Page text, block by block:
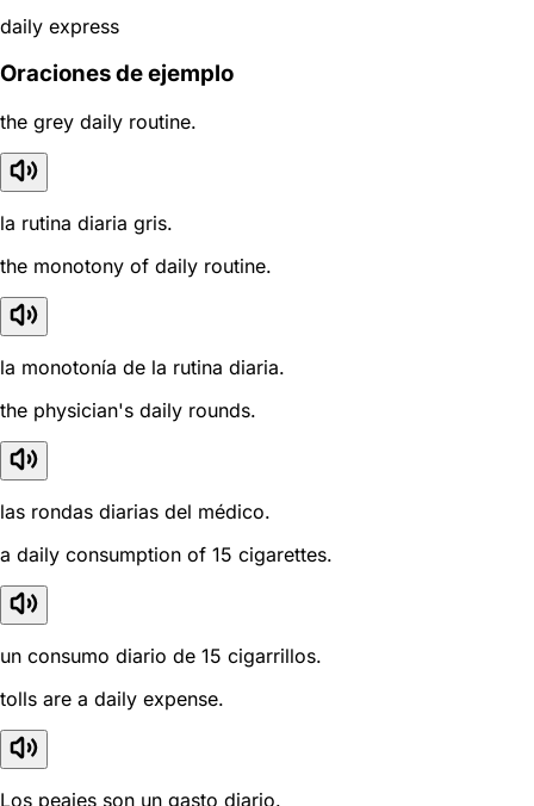
daily express
Oraciones de ejemplo
the grey daily routine.
la rutina diaria gris.
the monotony of daily routine.
la monotonía de la rutina diaria.
the physician's daily rounds.
las rondas diarias del médico.
a daily consumption of 15 cigarettes.
un consumo diario de 15 cigarrillos.
tolls are a daily expense.
Los peajes son un gasto diario.